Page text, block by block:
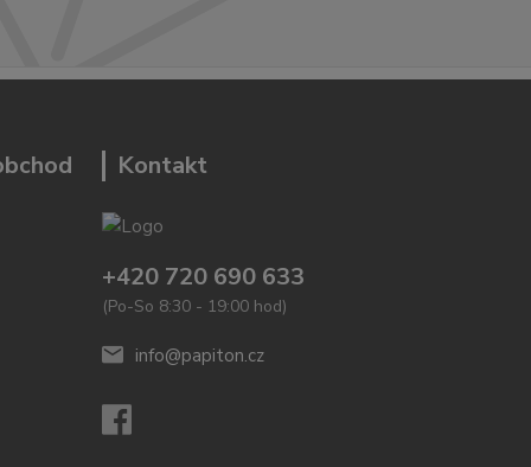
Kontakt
+420 720 690 633
(Po-So 8:30 - 19:00 hod)
info@papiton.cz